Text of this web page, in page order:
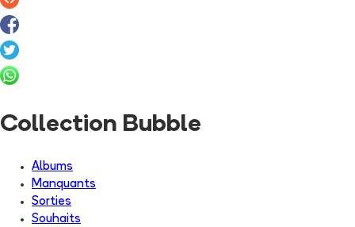
Collection Bubble
Albums
Manquants
Sorties
Souhaits